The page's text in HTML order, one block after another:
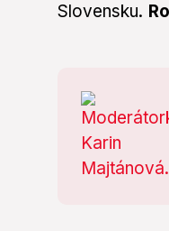
Slovensku.